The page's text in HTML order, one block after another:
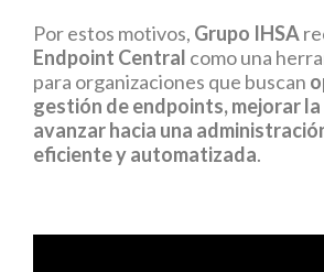
Por estos motivos, Grupo IHSA
Endpoint Central como una
para organizaciones que buscan
gestión de endpoints, mejorar
avanzar hacia una
eficiente y automatizada.